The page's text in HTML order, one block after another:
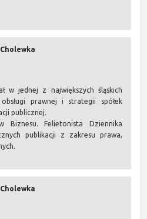
w jednej z największych śląskich
prawnej i strategii spółek
publicznej.
Biznesu. Felietonista Dziennika
publikacji z zakresu prawa,